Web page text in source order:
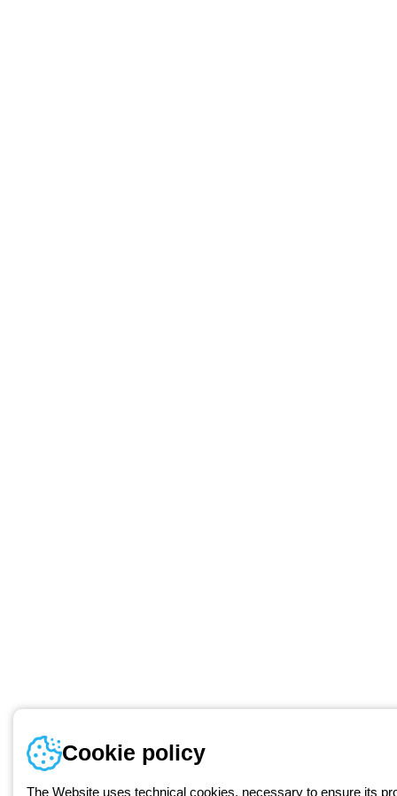
Cookie policy
The Website uses technical cookies, necessary to ensure its